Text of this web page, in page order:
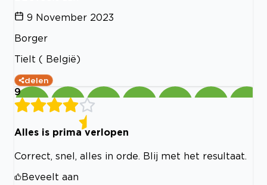
9 November 2023
Borger
Tielt ( België)
delen
9
Alles is prima verlopen
Correct, snel, alles in orde. Blij met het resultaat.
Beveelt aan